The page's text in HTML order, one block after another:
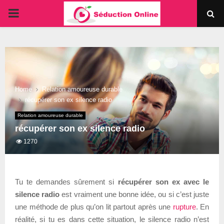
PRIMARY
Home
Relation amoureuse durable
récupérer son ex silence radio
Relation amoureuse durable
récupérer son ex silence radio
1270
Tu te demandes sûrement si récupérer son ex avec le
silence radio est vraiment une bonne idée, ou si c’est juste
une méthode de plus qu’on lit partout après une rupture. En
réalité, si tu es dans cette situation, le silence radio n’est